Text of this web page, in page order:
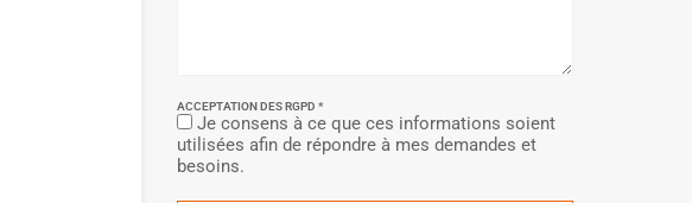
ACCEPTATION DES RGPD *
Je consens à ce que ces informations soient
utilisées afin de répondre à mes demandes et
besoins.